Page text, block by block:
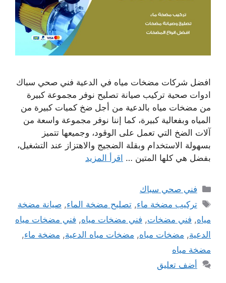
افضل شركات مضخات مياه في الدعية فني صحي سباك
ادوات صحية تركيب صيانة تصليح نوفر مجموعة كبيرة
من مضخات مياه بالدعية من أجل ضخ كميات كبيرة من
المياه وبفعالية كبيرة، كما إننا نوفر مجموعة واسعة من
آلات الضخ التي تعمل على الوقود، وجميعها تتميز
بسهولة الاستخدام وبقلة الضجيج والاهتزاز عند التشغيل،
بفضل هي كلها المتين … اقرأ المزيد
التصنيفات
فني صحي سباك
الوسوم
تركيب مضخة ماء,تصليح مضخة الماء,صيانة مضخة
مياه, فني مضخات, فني مضخات مياه, فني مضخات مياه
الدعية, مضخات مياه, مضخات مياه الدعية, مضخة ماء,
مضخة مياه
أضف تعليق